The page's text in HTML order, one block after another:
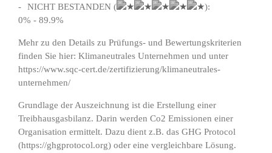
NICHT BESTANDEN (
):
0% - 89.9%
Mehr zu den Details zu Prüfungs- und Bewertungskriterien
finden Sie hier: Klimaneutrales Unternehmen und unter
https://www.sqc-cert.de/zertifizierung/klimaneutrales-
unternehmen/
Grundlage der Auszeichnung ist die Erstellung einer
Treibhausgasbilanz. Darin werden Co2 Emissionen einer
Organisation ermittelt. Dazu dient z.B. das GHG Protocol
(https://ghgprotocol.org) oder eine vergleichbare Lösung.